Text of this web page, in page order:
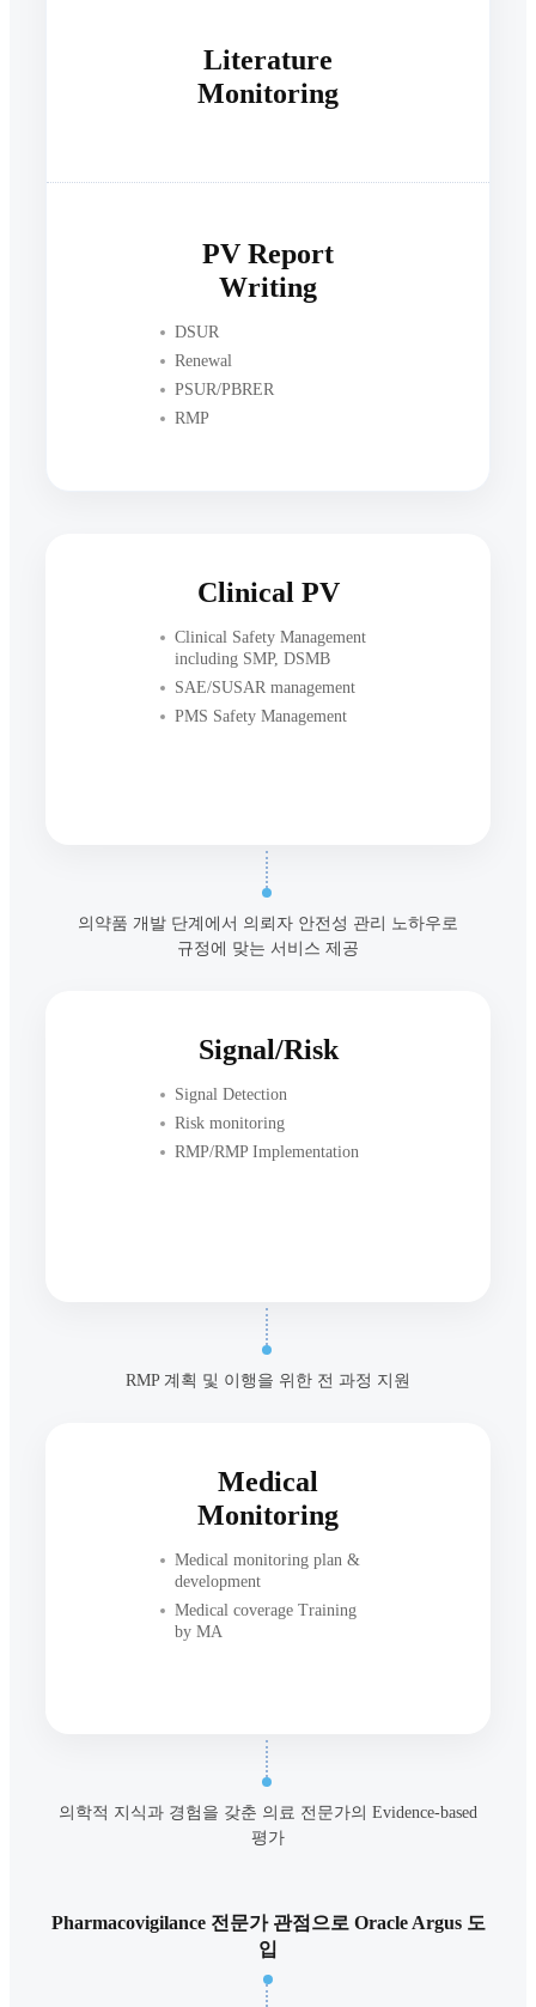
Literature
Monitoring
PV Report
Writing
DSUR
Renewal
PSUR/PBRER
RMP
Clinical PV
Clinical Safety Management
including SMP, DSMB
SAE/SUSAR management
PMS Safety Management
의약품 개발 단계에서 의뢰자 안전성 관리 노하우로
규정에 맞는 서비스 제공
Signal/Risk
Signal Detection
Risk monitoring
RMP/RMP Implementation
RMP 계획 및 이행을 위한 전 과정 지원
Medical
Monitoring
Medical monitoring plan &
development
Medical coverage Training
by MA
의학적 지식과 경험을 갖춘 의료 전문가의 Evidence-based
평가
Pharmacovigilance 전문가 관점으로 Oracle Argus 도
입